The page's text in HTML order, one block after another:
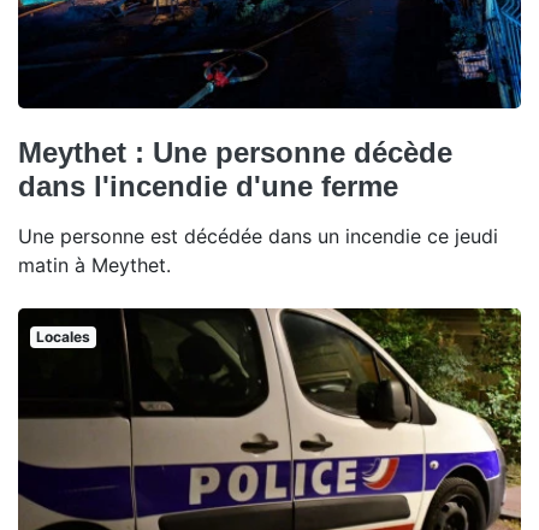
Meythet : Une personne décède
dans l'incendie d'une ferme
Une personne est décédée dans un incendie ce jeudi
matin à Meythet.
Locales